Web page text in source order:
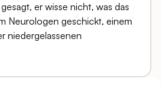
er wisse nicht, was das
Neurologen geschickt, einem
niedergelassenen